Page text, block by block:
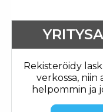
Rekisteröidy
verkossa, niin
helpommin ja